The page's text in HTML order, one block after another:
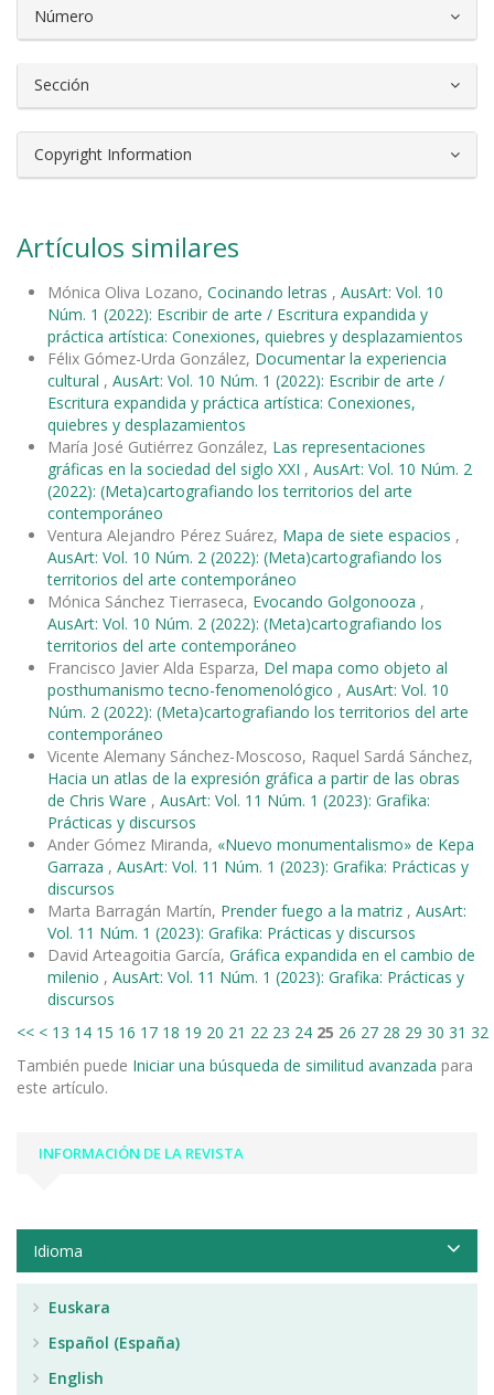
Número
Sección
Copyright Information
Artículos similares
Mónica Oliva Lozano, Cocinando letras , AusArt: Vol. 10
Núm. 1 (2022): Escribir de arte / Escritura expandida y
práctica artística: Conexiones, quiebres y desplazamientos
Félix Gómez-Urda González, Documentar la experiencia
cultural , AusArt: Vol. 10 Núm. 1 (2022): Escribir de arte /
Escritura expandida y práctica artística: Conexiones,
quiebres y desplazamientos
María José Gutiérrez González, Las representaciones
gráficas en la sociedad del siglo XXI , AusArt: Vol. 10 Núm. 2
(2022): (Meta)cartografiando los territorios del arte
contemporáneo
Ventura Alejandro Pérez Suárez, Mapa de siete espacios ,
AusArt: Vol. 10 Núm. 2 (2022): (Meta)cartografiando los
territorios del arte contemporáneo
Mónica Sánchez Tierraseca, Evocando Golgonooza ,
AusArt: Vol. 10 Núm. 2 (2022): (Meta)cartografiando los
territorios del arte contemporáneo
Francisco Javier Alda Esparza, Del mapa como objeto al
posthumanismo tecno-fenomenológico , AusArt: Vol. 10
Núm. 2 (2022): (Meta)cartografiando los territorios del arte
contemporáneo
Vicente Alemany Sánchez-Moscoso, Raquel Sardá Sánchez,
Hacia un atlas de la expresión gráfica a partir de las obras
de Chris Ware , AusArt: Vol. 11 Núm. 1 (2023): Grafika:
Prácticas y discursos
Ander Gómez Miranda, «Nuevo monumentalismo» de Kepa
Garraza , AusArt: Vol. 11 Núm. 1 (2023): Grafika: Prácticas y
discursos
Marta Barragán Martín, Prender fuego a la matriz , AusArt:
Vol. 11 Núm. 1 (2023): Grafika: Prácticas y discursos
David Arteagoitia García, Gráfica expandida en el cambio de
milenio , AusArt: Vol. 11 Núm. 1 (2023): Grafika: Prácticas y
discursos
<< < 13 14 15 16 17 18 19 20 21 22 23 24 25 26 27 28 29 30 31 32
También puede Iniciar una búsqueda de similitud avanzada para
este artículo.
INFORMACIÓN DE LA REVISTA
Idioma
Euskara
Español (España)
English